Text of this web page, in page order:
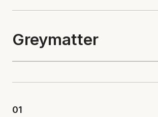
Greymatter
01